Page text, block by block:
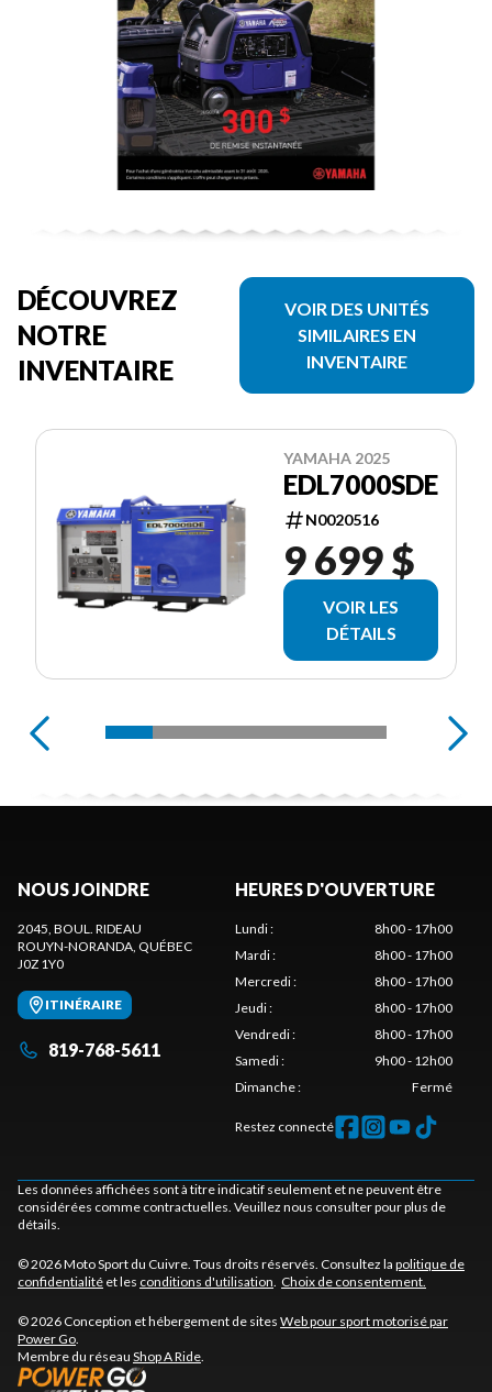
DÉCOUVREZ
NOTRE
INVENTAIRE
VOIR DES UNITÉS
SIMILAIRES EN
INVENTAIRE
YAMAHA 2025
EDL7000SDE
N0020516
9 699 $
VOIR LES
DÉTAILS
NOUS JOINDRE
2045, BOUL. RIDEAU
ROUYN-NORANDA, QUÉBEC
J0Z 1Y0
ITINÉRAIRE
819-768-5611
HEURES D'OUVERTURE
Lundi:
8h00 - 17h00
Mardi:
8h00 - 17h00
Mercredi:
8h00 - 17h00
Jeudi:
8h00 - 17h00
Vendredi:
8h00 - 17h00
Samedi:
9h00 - 12h00
Dimanche: Fermé
Restez connecté
Les données affichées sont à titre indicatif seulement et ne peuvent être
considérées comme contractuelles. Veuillez nous consulter pour plus de
détails.
© 2026 Moto Sport du Cuivre. Tous droits réservés. Consultez la politique de
confidentialité et les conditions d'utilisation. Choix de consentement.
© 2026 Conception et hébergement de sites Web pour sport motorisé par
Power Go.
Membre du réseau Shop A Ride.